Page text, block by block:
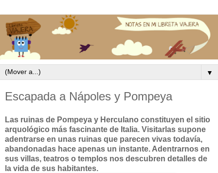
▼
Escapada a Nápoles y Pompeya
Las ruinas de Pompeya y Herculano constituyen el sitio
arquológico más fascinante de Italia. Visitarlas supone
adentrarse en unas ruinas que parecen vivas todavía,
abandonadas hace apenas un instante. Adentrarnos en
sus villas, teatros o templos nos descubren detalles de
la vida de sus habitantes.